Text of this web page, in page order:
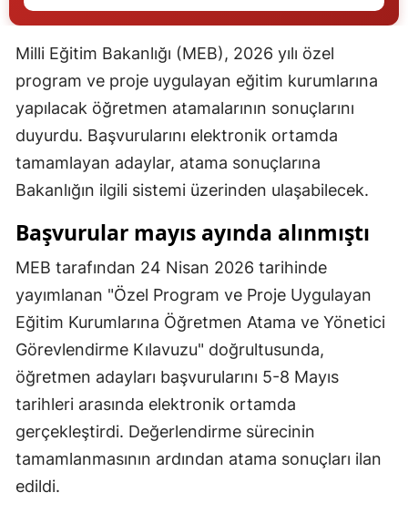
Gümüşhane
Hakkari
Hatay
Mersin
İstanbul
İzmir
Kars
Kayseri
Kırklareli
Kırşehir
Kocaeli
Milli Eğitim Bakanlığı (MEB), 2026 yılı özel
program ve proje uygulayan eğitim kurumlarına
yapılacak öğretmen atamalarının sonuçlarını
duyurdu. Başvurularını elektronik ortamda
tamamlayan adaylar, atama sonuçlarına
Bakanlığın ilgili sistemi üzerinden ulaşabilecek.
Başvurular mayıs ayında alınmıştı
MEB tarafından 24 Nisan 2026 tarihinde
yayımlanan "Özel Program ve Proje Uygulayan
Eğitim Kurumlarına Öğretmen Atama ve Yönetici
Görevlendirme Kılavuzu" doğrultusunda,
öğretmen adayları başvurularını 5-8 Mayıs
tarihleri arasında elektronik ortamda
gerçekleştirdi. Değerlendirme sürecinin
tamamlanmasının ardından atama sonuçları ilan
edildi.